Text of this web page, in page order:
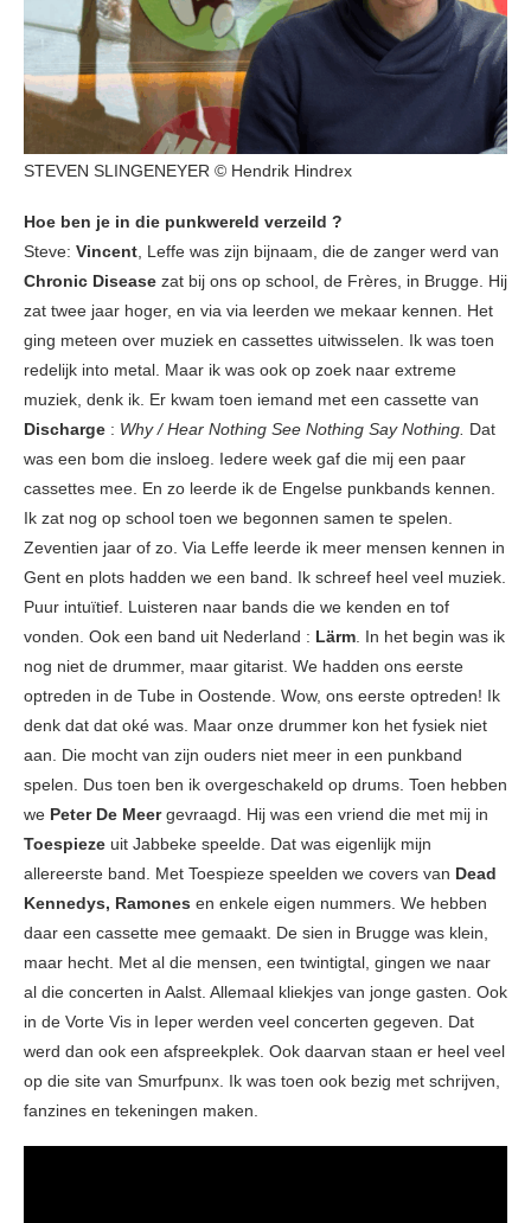
STEVEN SLINGENEYER © Hendrik Hindrex
Hoe ben je in die punkwereld verzeild ?
Steve: Vincent , Leffe was zijn bijnaam, die de zanger werd van
Chronic Disease zat bij ons op school, de Frères, in Brugge. Hij
zat twee jaar hoger, en via via leerden we mekaar kennen. Het
ging meteen over muziek en cassettes uitwisselen. Ik was toen
redelijk into metal. Maar ik was ook op zoek naar extreme
muziek, denk ik. Er kwam toen iemand met een cassette van
Discharge : Why / Hear Nothing See Nothing Say Nothing. Dat
was een bom die insloeg. Iedere week gaf die mij een paar
cassettes mee. En zo leerde ik de Engelse punkbands kennen.
Ik zat nog op school toen we begonnen samen te spelen.
Zeventien jaar of zo. Via Leffe leerde ik meer mensen kennen in
Gent en plots hadden we een band. Ik schreef heel veel muziek.
Puur intuïtief. Luisteren naar bands die we kenden en tof
vonden. Ook een band uit Nederland : Lärm . In het begin was ik
nog niet de drummer, maar gitarist. We hadden ons eerste
optreden in de Tube in Oostende. Wow, ons eerste optreden! Ik
denk dat dat oké was. Maar onze drummer kon het fysiek niet
aan. Die mocht van zijn ouders niet meer in een punkband
spelen. Dus toen ben ik overgeschakeld op drums. Toen hebben
we Peter De Meergevraagd. Hij was een vriend die met mij in
Toespieze uit Jabbeke speelde. Dat was eigenlijk mijn
allereerste band. Met Toespieze speelden we covers van Dead
Kennedys, Ramones en enkele eigen nummers. We hebben
daar een cassette mee gemaakt. De sien in Brugge was klein,
maar hecht. Met al die mensen, een twintigtal, gingen we naar
al die concerten in Aalst. Allemaal kliekjes van jonge gasten. Ook
in de Vorte Vis in Ieper werden veel concerten gegeven. Dat
werd dan ook een afspreekplek. Ook daarvan staan er heel veel
op die site van Smurfpunx. Ik was toen ook bezig met schrijven,
fanzines en tekeningen maken.